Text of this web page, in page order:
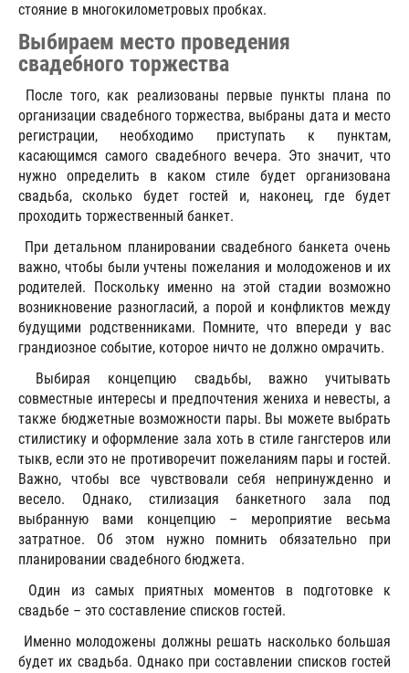
стояние в многокилометровых пробках.
Выбираем место проведения
свадебного торжества
После того, как реализованы первые пункты плана по
организации свадебного торжества, выбраны дата и место
регистрации, необходимо приступать к пунктам,
касающимся самого свадебного вечера. Это значит, что
нужно определить в каком стиле будет организована
свадьба, сколько будет гостей и, наконец, где будет
проходить торжественный банкет.
При детальном планировании свадебного банкета очень
важно, чтобы были учтены пожелания и молодоженов и их
родителей. Поскольку именно на этой стадии возможно
возникновение разногласий, а порой и конфликтов между
будущими родственниками. Помните, что впереди у вас
грандиозное событие, которое ничто не должно омрачить.
Выбирая концепцию свадьбы, важно учитывать
совместные интересы и предпочтения жениха и невесты, а
также бюджетные возможности пары. Вы можете выбрать
стилистику и оформление зала хоть в стиле гангстеров или
тыкв, если это не противоречит пожеланиям пары и гостей.
Важно, чтобы все чувствовали себя непринужденно и
весело. Однако, стилизация банкетного зала под
выбранную вами концепцию – мероприятие весьма
затратное. Об этом нужно помнить обязательно при
планировании свадебного бюджета.
Один из самых приятных моментов в подготовке к
свадьбе – это составление списков гостей.
Именно молодожены должны решать насколько большая
будет их свадьба. Однако при составлении списков гостей